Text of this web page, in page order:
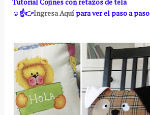
☺️☝️👉Ingresa Aquípara ver el paso a paso